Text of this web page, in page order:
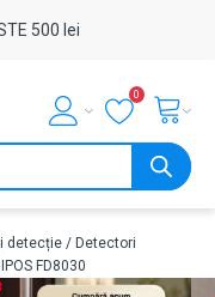
500 lei
0
detecție / Detectori
FD8030